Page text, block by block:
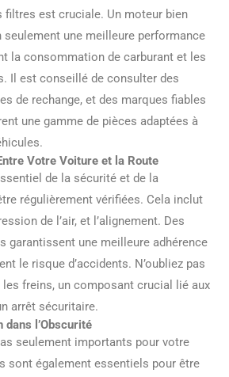
filtres est cruciale. Un moteur bien
seulement une meilleure performance
la consommation de carburant et les
Il est conseillé de consulter des
de rechange, et des marques fiables
une gamme de pièces adaptées à
Votre Voiture et la Route
de la sécurité et de la
régulièrement vérifiées. Cela inclut
de l’air, et l’alignement. Des
garantissent une meilleure adhérence
le risque d’accidents. N’oubliez pas
freins, un composant crucial lié aux
arrêt sécuritaire.
l’Obscurité
seulement importants pour votre
sont également essentiels pour être